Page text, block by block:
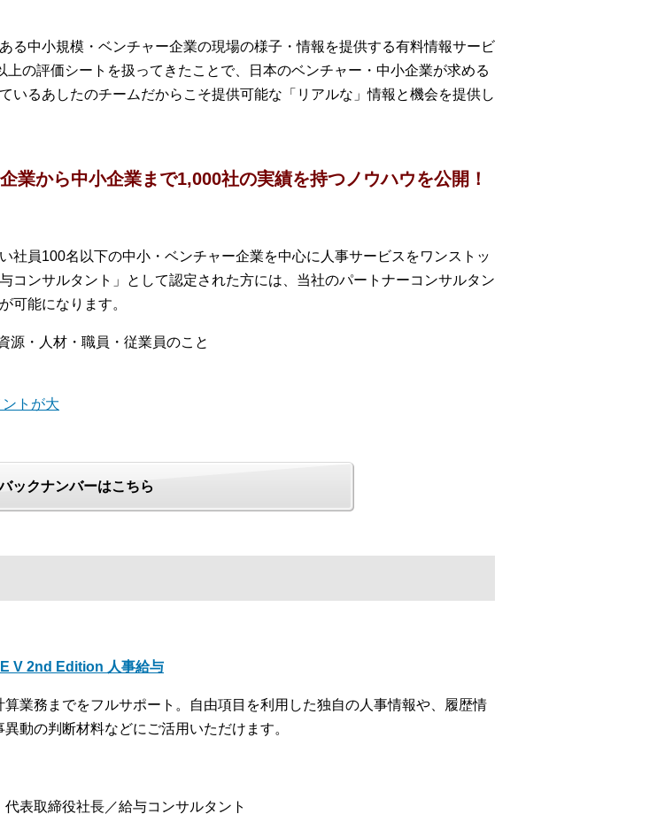
る中小規模・ベンチャー企業の現場の様子・情報を提供する有料情報サービ
の評価シートを扱ってきたことで、日本のベンチャー・中小企業が求める
いるあしたのチームだからこそ提供可能な「リアルな」情報と機会を提供し
業から中小企業まで1,000社の実績を持つノウハウを公開！
社員100名以下の中小・ベンチャー企業を中心に人事サービスをワンストッ
コンサルタント」として認定された方には、当社のパートナーコンサルタン
可能になります。
・人材・職員・従業員のこと
トが大
ックナンバーはこちら
V 2nd Edition 人事給与
算業務までをフルサポート。自由項目を利用した独自の人事情報や、履歴情
動の判断材料などにご活用いただけます。
表取締役社長／給与コンサルタント